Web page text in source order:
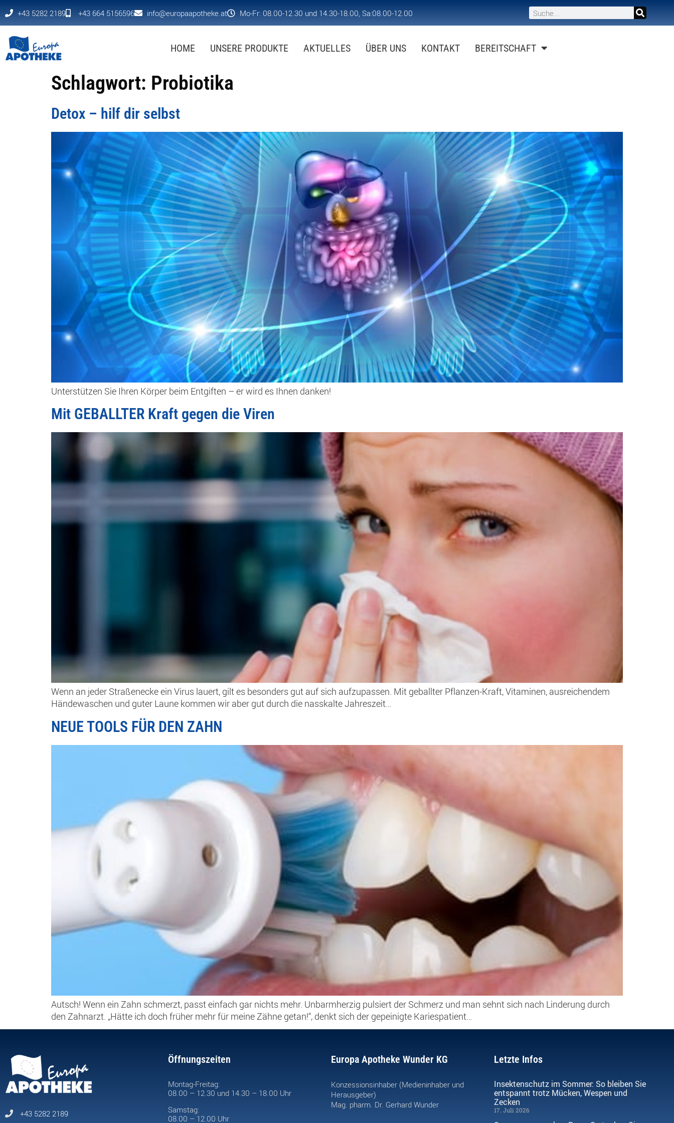
+43 5282 2189 +43 664 5156596 info@europaapotheke.at Mo-Fr: 08.00-12.30 und 14.30-18.00, Sa:08.00-12.00
HOME UNSERE PRODUKTE AKTUELLES ÜBER UNS KONTAKT BEREITSCHAFT
Schlagwort: Probiotika
Detox – hilf dir selbst
Unterstützen Sie Ihren Körper beim Entgiften – er wird es Ihnen danken!
Mit GEBALLTER Kraft gegen die Viren
Wenn an jeder Straßenecke ein Virus lauert, gilt es besonders gut auf sich aufzupassen. Mit geballter Pflanzen-Kraft, Vitaminen, ausreichendem
Händewaschen und guter Laune kommen wir aber gut durch die nasskalte Jahreszeit…
NEUE TOOLS FÜR DEN ZAHN
Autsch! Wenn ein Zahn schmerzt, passt einfach gar nichts mehr. Unbarmherzig pulsiert der Schmerz und man sehnt sich nach Linderung durch
den Zahnarzt. „Hätte ich doch früher mehr für meine Zähne getan!“, denkt sich der gepeinigte Kariespatient…
+43 5282 2189
Öffnungszeiten
Montag-Freitag:
08.00 – 12.30 und 14.30 – 18.00 Uhr
Samstag:
08.00 – 12.00 Uhr
Europa Apotheke Wunder KG
Konzessionsinhaber (Medieninhaber und
Herausgeber)
Mag. pharm. Dr. Gerhard Wunder
Letzte Infos
Insektenschutz im Sommer: So bleiben Sie
entspannt trotz Mücken, Wespen und
Zecken
17. Juli 2026